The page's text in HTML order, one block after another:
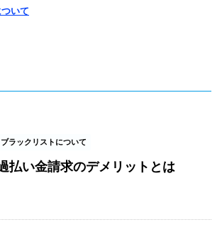
いて
ブラックリストについて
払い金請求のデメリットとは